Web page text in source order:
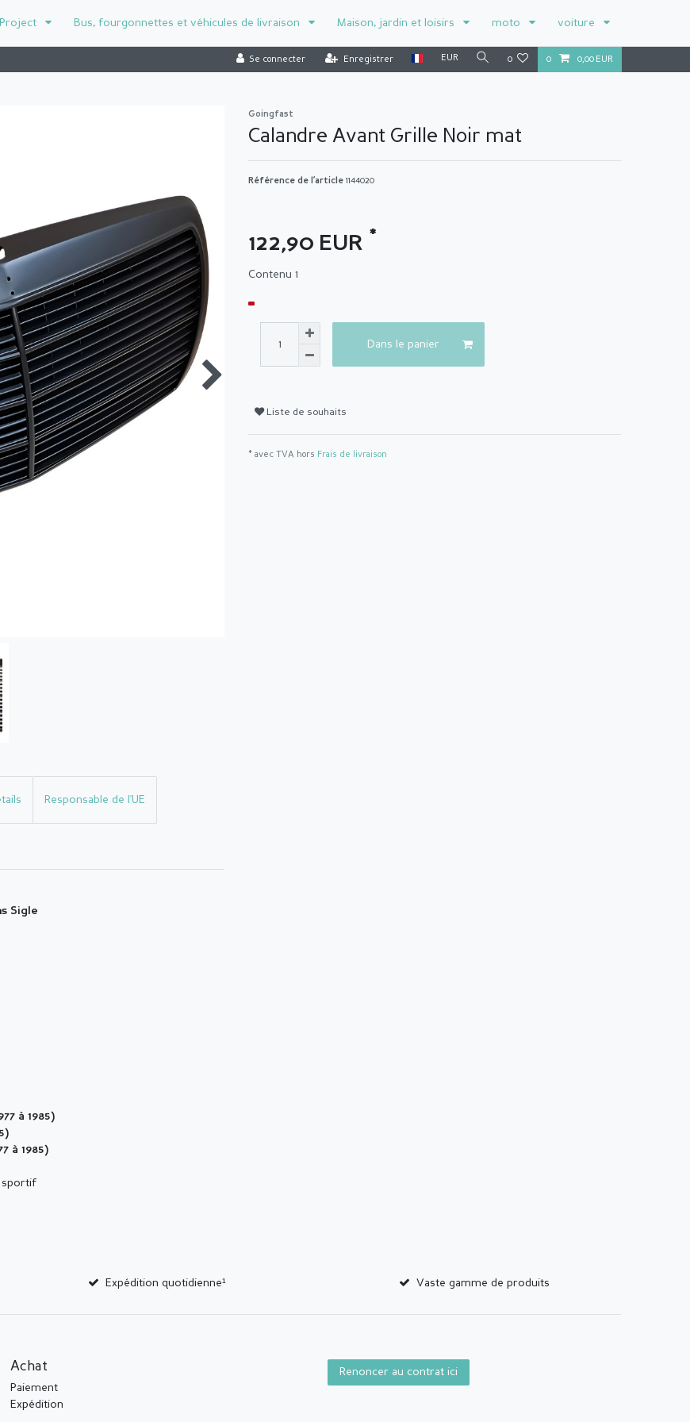
Bus, fourgonnettes et véhicules de livraison Maison, jardin et loisirs moto voiture
Se connecter Enregistrer EUR 0 0 0,00 EUR
Goingfast
Calandre Avant Grille Noir mat
Référence de l’article 1144020
122,90 EUR *
Contenu 1
Dans le panier
Liste de souhaits
* avec TVA hors Frais de livraison
Responsable de l'UE
Sigle
à 1985)
à 1985)
sportif
Expédition quotidienne¹ Vaste gamme de produits
Achat
Paiement
Expédition
Renoncer au contrat ici